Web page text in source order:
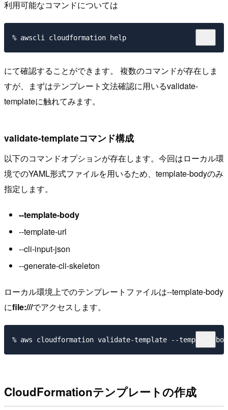
利用可能なコマンドについては
にて確認することができます。 複数のコマンドが存在しま
すが、まずはテンプレート文法確認に用いるvalidate-
templateに触れてみます。
validate-templateコマンド構成
以下のコマンドオプションが存在します。今回はローカル環
境でのYAML形式ファイルを用いるため、template-bodyのみ
指定します。
--template-body
--template-url
--cli-input-json
--generate-cli-skeleton
ローカル環境上でのテンプレートファイルは--template-body
にfile:///でアクセスします。
CloudFormationテンプレートの作成